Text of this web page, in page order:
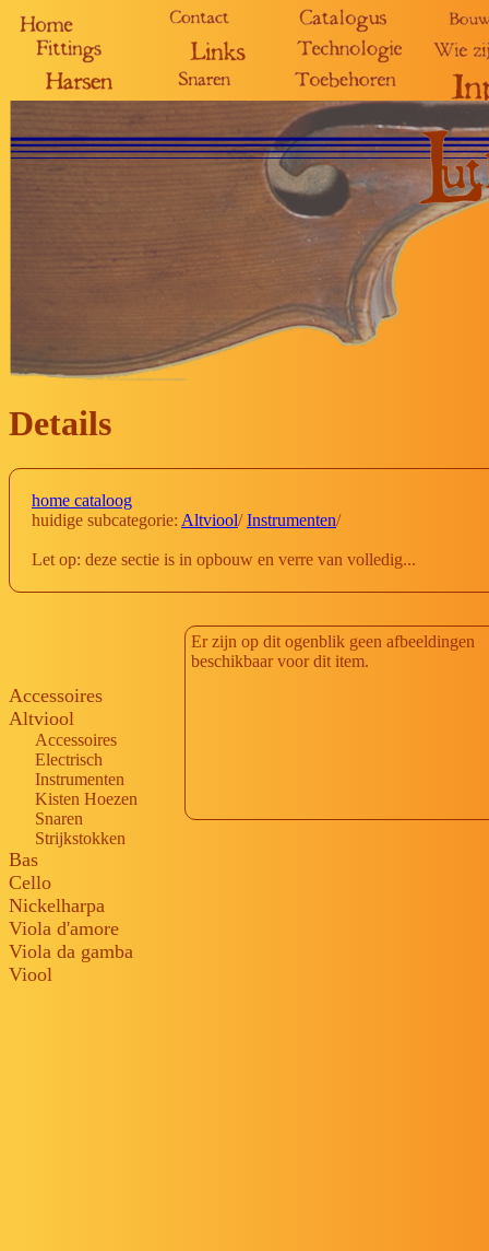
Details
home cataloog
huidige subcategorie: Altviool/Instrumenten/
Let op: deze sectie is in opbouw en verre van volledig...
Accessoires
Altviool
Accessoires
Electrisch
Instrumenten
Kisten Hoezen
Snaren
Strijkstokken
Bas
Cello
Nickelharpa
Viola d'amore
Viola da gamba
Viool
Er zijn op dit ogenblik geen afbeeldingen
beschikbaar voor dit item.